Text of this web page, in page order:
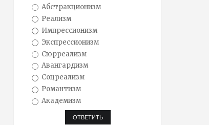
Абстракционизм
Реализм
Импрессионизм
Экспрессионизм
Сюрреализм
Авангардизм
Соцреализм
Романтизм
Академизм